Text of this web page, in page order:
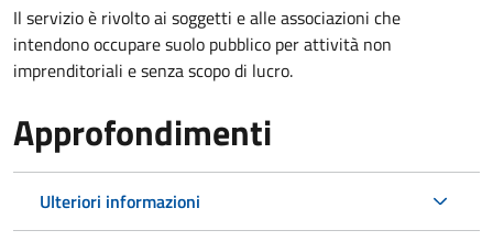
Il servizio è rivolto ai soggetti e alle associazioni che
intendono occupare suolo pubblico per attività non
imprenditoriali e senza scopo di lucro.
Approfondimenti
Ulteriori informazioni